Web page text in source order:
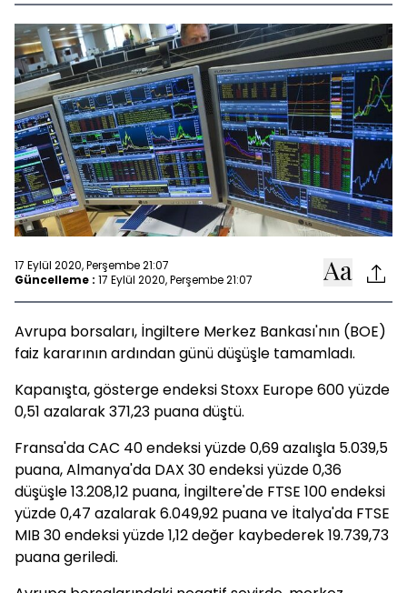
17 Eylül 2020, Perşembe 21:07
Güncelleme : 17 Eylül 2020, Perşembe 21:07
Avrupa borsaları, İngiltere Merkez Bankası'nın (BOE)
faiz kararının ardından günü düşüşle tamamladı.
Kapanışta, gösterge endeksi Stoxx Europe 600 yüzde
0,51 azalarak 371,23 puana düştü.
Fransa'da CAC 40 endeksi yüzde 0,69 azalışla 5.039,5
puana, Almanya'da DAX 30 endeksi yüzde 0,36
düşüşle 13.208,12 puana, İngiltere'de FTSE 100 endeksi
yüzde 0,47 azalarak 6.049,92 puana ve İtalya'da FTSE
MIB 30 endeksi yüzde 1,12 değer kaybederek 19.739,73
puana geriledi.